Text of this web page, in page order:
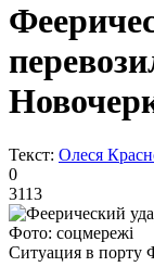
Текст: Олеся
0
3113
Фото: соцмережі
Ситуация в порту